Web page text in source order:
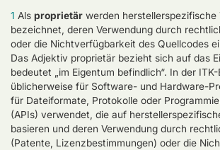
1 Als proprietär werden herstellerspezifische
bezeichnet, deren Verwendung durch
oder die Nichtverfügbarkeit des Quellcodes
Das Adjektiv proprietär bezieht sich auf das
bedeutet „im Eigentum befindlich“. In der
üblicherweise für Software- und Hardware-
für Dateiformate, Protokolle oder
(APIs) verwendet, die auf
basieren und deren Verwendung durch
(Patente, Lizenzbestimmungen) oder die